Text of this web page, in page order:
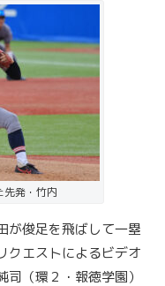
先発・竹内
が俊足を飛ばして一塁
クエストによるビデオ
（環２・報徳学園）